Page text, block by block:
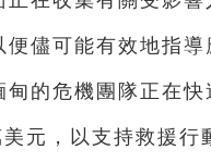
儘可能有效地指
的危機團隊正在
元，以支持救援行